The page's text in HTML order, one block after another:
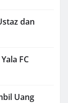
dan
FC
Uang